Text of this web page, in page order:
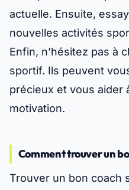
actuelle. Ensuite,
nouvelles activités
Enfin, n’hésitez pas à
sportif. Ils peuvent
précieux et vous aider
motivation.
Comment trouver un
Trouver un bon coach